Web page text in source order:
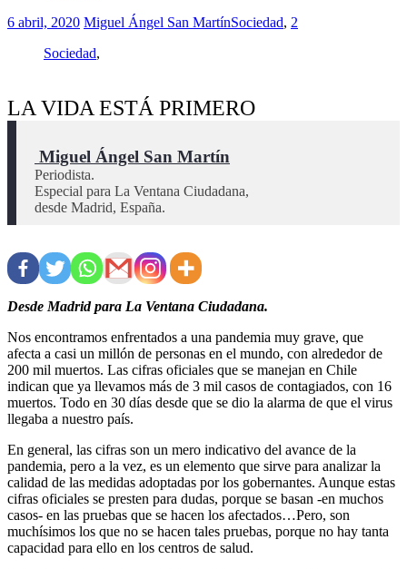
6 abril, 2020 Miguel Ángel San MartínSociedad, 2
Sociedad,
LA VIDA ESTÁ PRIMERO
Miguel Ángel San Martín
Periodista.
Especial para La Ventana Ciudadana,
Desde Madrid para La Ventana Ciudadana.
Nos encontramos enfrentados a una pandemia muy grave, que
afecta a casi un millón de personas en el mundo, con alrededor de
200 mil muertos. Las cifras oficiales que se manejan en Chile
indican que ya llevamos más de 3 mil casos de contagiados, con 16
muertos. Todo en 30 días desde que se dio la alarma de que el virus
llegaba a nuestro país.
En general, las cifras son un mero indicativo del avance de la
pandemia, pero a la vez, es un elemento que sirve para analizar la
calidad de las medidas adoptadas por los gobernantes. Aunque estas
cifras oficiales se presten para dudas, porque se basan -en muchos
casos- en las pruebas que se hacen los afectados…Pero, son
muchísimos los que no se hacen tales pruebas, porque no hay tanta
capacidad para ello en los centros de salud.